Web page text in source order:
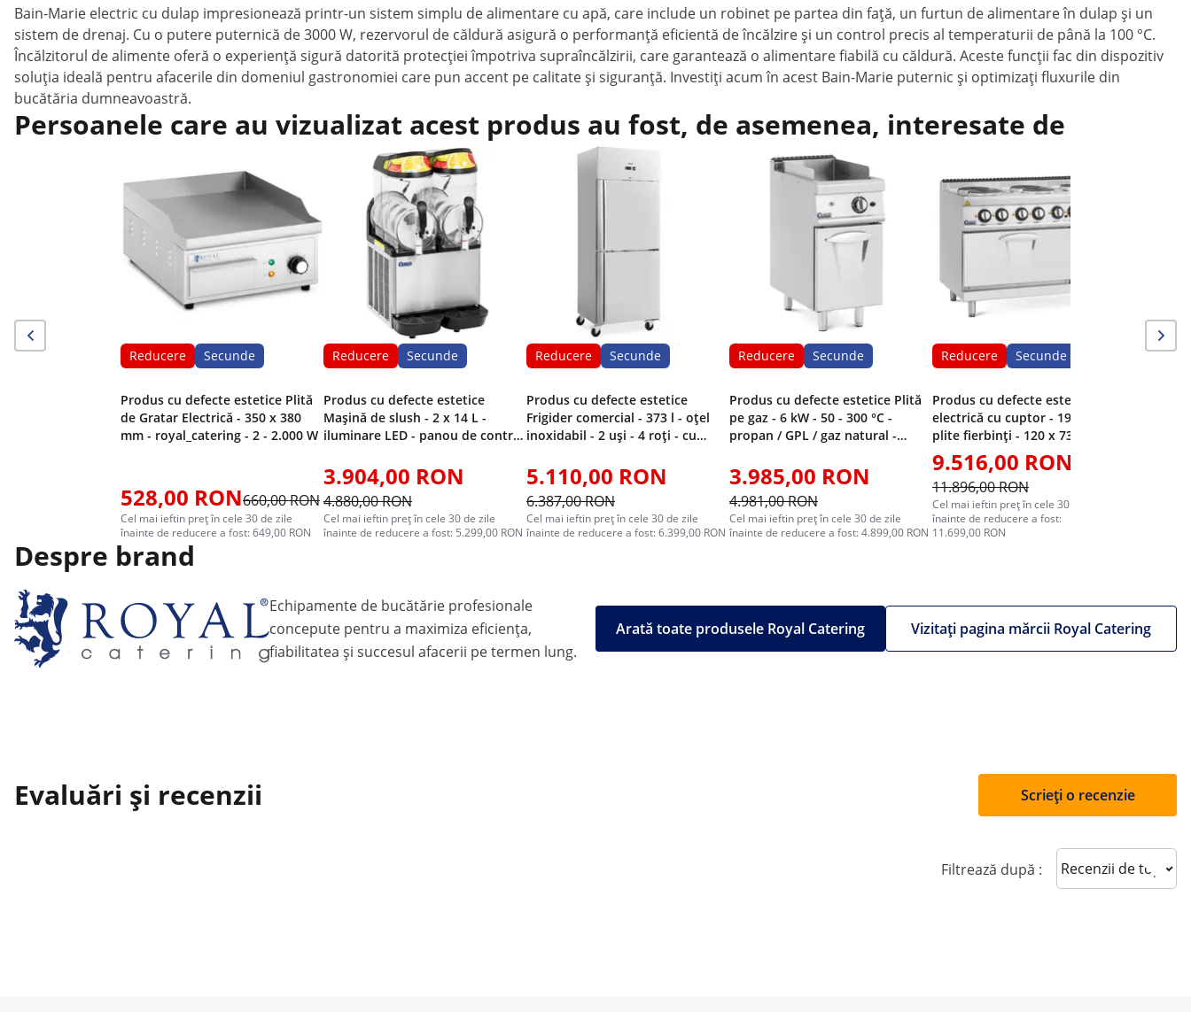
Bain-Marie electric cu dulap impresionează printr-un sistem simplu de alimentare cu apă, care include un robinet pe partea din față, un furtun de alimentare în dulap și un
sistem de drenaj. Cu o putere puternică de 3000 W, rezervorul de căldură asigură o performanță eficientă de încălzire și un control precis al temperaturii de până la 100 °C.
Încălzitorul de alimente oferă o experiență sigură datorită protecției împotriva supraîncălzirii, care garantează o alimentare fiabilă cu căldură. Aceste funcții fac din dispozitiv
soluția ideală pentru afacerile din domeniul gastronomiei care pun accent pe calitate și siguranță. Investiți acum în acest Bain-Marie puternic și optimizați fluxurile din
bucătăria dumneavoastră.
Persoanele care au vizualizat acest produs au fost, de asemenea, interesate de
Reducere Secunde
Produs cu defecte estetice Plită
de Gratar Electrică - 350 x 380
mm - royal_catering - 2 - 2.000 W
528,00 RON660,00 RON
Cel mai ieftin preț în cele 30 de zile
înainte de reducere a fost: 649,00 RON
Reducere Secunde
Produs cu defecte estetice
Mașină de slush - 2 x 14 L -
iluminare LED - panou de control
3.904,00 RON
4.880,00 RON
Cel mai ieftin preț în cele 30 de zile
înainte de reducere a fost: 5.299,00 RON
Reducere Secunde
Produs cu defecte estetice
Frigider comercial - 373 l - oțel
inoxidabil - 2 uși - 4 roți - cu
5.110,00 RON
6.387,00 RON
Cel mai ieftin preț în cele 30 de zile
înainte de reducere a fost: 6.399,00 RON
Reducere Secunde
Produs cu defecte estetice Plită
pe gaz - 6 kW - 50 - 300 °C -
propan / GPL / gaz natural -
3.985,00 RON
4.981,00 RON
Cel mai ieftin preț în cele 30 de zile
înainte de reducere a fost: 4.899,00 RON
Reducere Secunde
Produs cu defecte estetice Plită
electrică cu cuptor - 19,1 kW - 6
plite fierbinți - 120 x 73 cm -
Seria Pro 730 - Royal Catering
9.516,00 RON
11.896,00 RON
Cel mai ieftin preț în cele 30 de zile
înainte de reducere a fost:
11.699,00 RON
Despre brand
Echipamente de bucătărie profesionale
concepute pentru a maximiza eficiența,
fiabilitatea și succesul afacerii pe termen lung.
Vizitați pagina mărcii Royal Catering
Arată toate produsele Royal Catering
Evaluări și recenzii Scrieți o recenzie
Filtrează după : Sort reviews